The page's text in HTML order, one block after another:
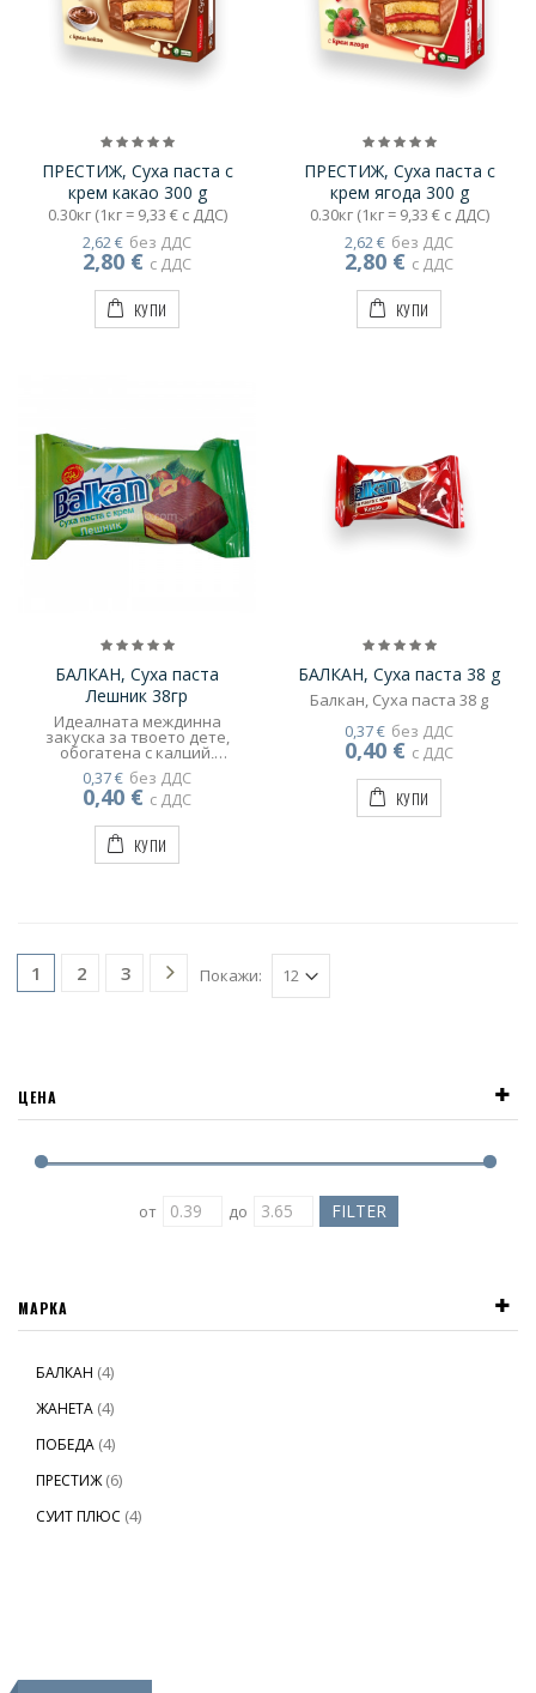
ПРЕСТИЖ, Суха паста с
крем какао 300 g
0.30кг (1кг = 9,33 € с ДДС)
без ДДС
2,62 €
с ДДС
2,80 €
КУПИ
ПРЕСТИЖ, Суха паста с
крем ягода 300 g
0.30кг (1кг = 9,33 € с ДДС)
без ДДС
2,62 €
с ДДС
2,80 €
КУПИ
БАЛКАН, Суха паста
Лешник 38гр
Идеалната междинна
закуска за твоето дете,
обогатена с калций,
витамин D и фибри.
Пастичката съдържа още
рожково брашно, което е
60% по-нискокалорично от
какаото. С вкус на какао за
супершоколадово
изживяване! (35 г)
без ДДС
0,37 €
с ДДС
0,40 €
КУПИ
БАЛКАН, Суха паста 38 g
Балкан, Суха паста 38 g
без ДДС
0,37 €
с ДДС
0,40 €
КУПИ
1 2 3 Покажи:
ЦЕНА
от до
МАРКА
БАЛКАН (4)
ЖАНЕТА (4)
ПОБЕДА (4)
ПРЕСТИЖ (6)
СУИТ ПЛЮС (4)